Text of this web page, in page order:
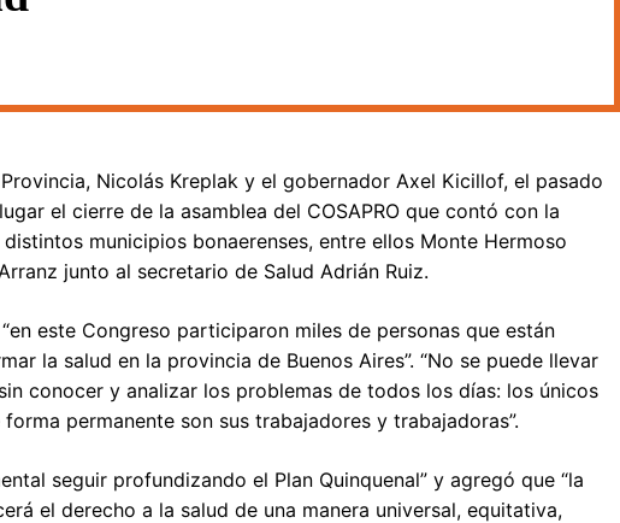
Nicolás Kreplak y el gobernador Axel Kicillof, el pasado
el cierre de la asamblea del COSAPRO que contó con la
municipios bonaerenses, entre ellos Monte Hermoso
junto al secretario de Salud Adrián Ruiz.
este Congreso participaron miles de personas que están
la salud en la provincia de Buenos Aires”. “No se puede llevar
conocer y analizar los problemas de todos los días: los únicos
permanente son sus trabajadores y trabajadoras”.
seguir profundizando el Plan Quinquenal” y agregó que “la
el derecho a la salud de una manera universal, equitativa,